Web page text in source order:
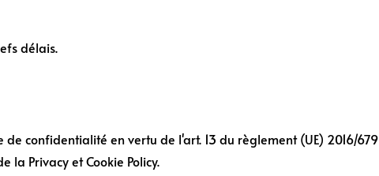
délais.
confidentialité en vertu de l'art. 13 du règlement (UE) 2016/679
la Privacy et Cookie Policy.